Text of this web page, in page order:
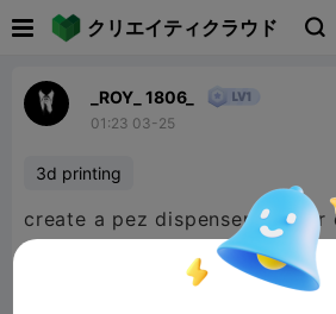
クリエイティクラウド 
_ROY_ 1806_
01:23 03-25
3d printing
create a pez dispenser but for